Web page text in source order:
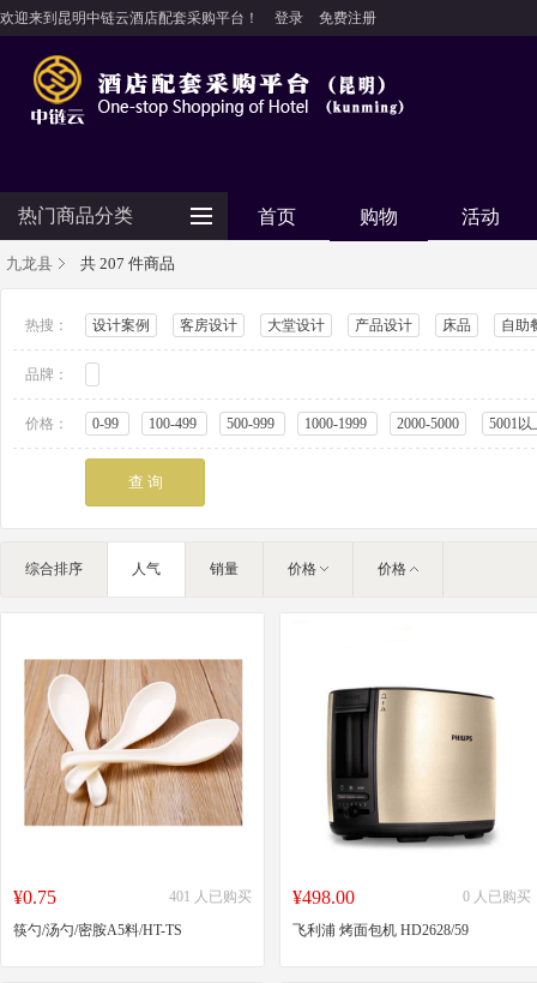
欢迎来到昆明中链云酒店配套采购平台！ 登录 免费注册
热门商品分类 首页 购物 活动
餐饮用品
纺织布草
清洁设备
IT/智能化
装饰配饰
户外营地
灯饰照明
礼品团购
企业服务
九龙县 共 207 件商品
热搜： 设计案例 客房设计 大堂设计 产品设计 床品 自助
品牌：
价格： 0-99 100-499 500-999 1000-1999 2000-5000 5001以
综合排序 人气 销量 价格 价格
¥0.75
401 人已购买
筷勺/汤勺/密胺A5料/HT-TS
¥498.00
0 人已购买
飞利浦 烤面包机 HD2628/59